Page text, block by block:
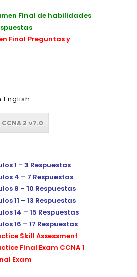
Final de habilidades
Final Preguntas y
English
CCNA 2 v7.0
1 – 3 Respuestas
4 – 7 Respuestas
8 – 10 Respuestas
11 – 13 Respuestas
14 – 15 Respuestas
16 – 17 Respuestas
Skill Assessment
Final Exam CCNA 1
Exam